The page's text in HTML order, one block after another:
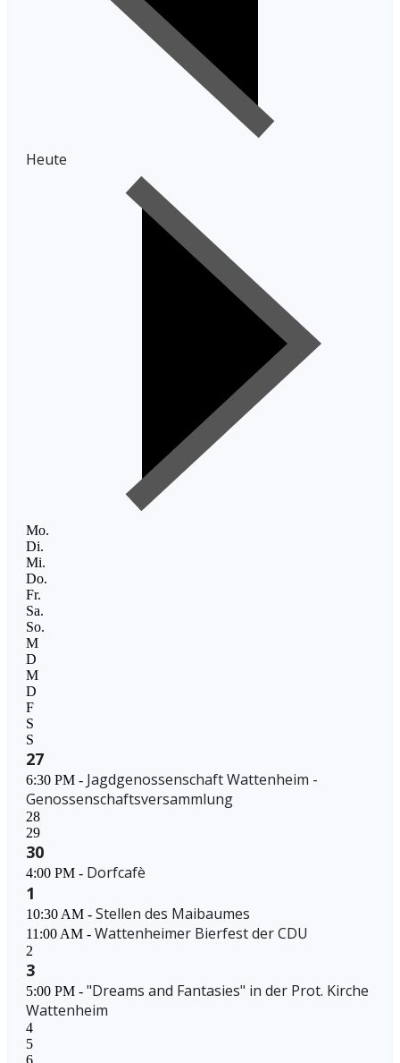
Heute
Mo.
Di.
Mi.
Do.
Fr.
Sa.
So.
M
D
M
D
F
S
S
27
6:30 PM - Jagdgenossenschaft Wattenheim -
Genossenschaftsversammlung
28
29
30
4:00 PM - Dorfcafè
1
10:30 AM - Stellen des Maibaumes
11:00 AM - Wattenheimer Bierfest der CDU
2
3
5:00 PM - "Dreams and Fantasies" in der Prot. Kirche
Wattenheim
4
5
6